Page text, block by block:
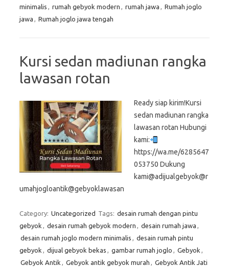
minimalis , rumah gebyok modern , rumah jawa , Rumah joglo
jawa , Rumah joglo jawa tengah
Kursi sedan madiunan rangka
lawasan rotan
Ready siap kirim!Kursi
sedan madiunan rangka
lawasan rotan Hubungi
kami:
https://wa.me/6285647
053750 Dukung
kami@adijualgebyok@r
umahjogloantik@gebyoklawasan
Category: Uncategorized Tags: desain rumah dengan pintu
gebyok , desain rumah gebyok modern , desain rumah jawa ,
desain rumah joglo modern minimalis , desain rumah pintu
gebyok , dijual gebyok bekas , gambar rumah joglo , Gebyok ,
Gebyok Antik , Gebyok antik gebyok murah , Gebyok Antik Jati